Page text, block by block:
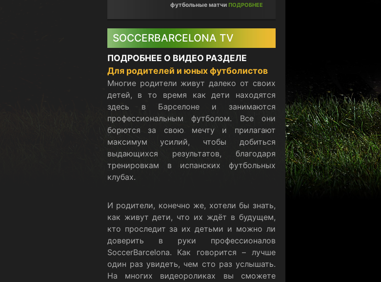
футбольные матчи ПОДРОБНЕЕ
SOCCERBARCELONA TV
ПОДРОБНЕЕ О ВИДЕО РАЗДЕЛЕ
Для родителей и юных футболистов
Многие родители живут далеко от своих
детей, в то время как дети находятся
здесь в Барселоне и занимаются
профессиональным футболом. Все они
борются за свою мечту и прилагают
максимум усилий, чтобы добиться
выдающихся результатов, благодаря
тренировкам в испанских футбольных
клубах.
И родители, конечно же, хотели бы знать,
как живут дети, что их ждёт в будущем,
кто проследит за их детьми и можно ли
доверить в руки профессионалов
SoccerBarcelona. Как говорится – лучше
один раз увидеть, чем сто раз услышать.
На многих видеороликах вы сможете